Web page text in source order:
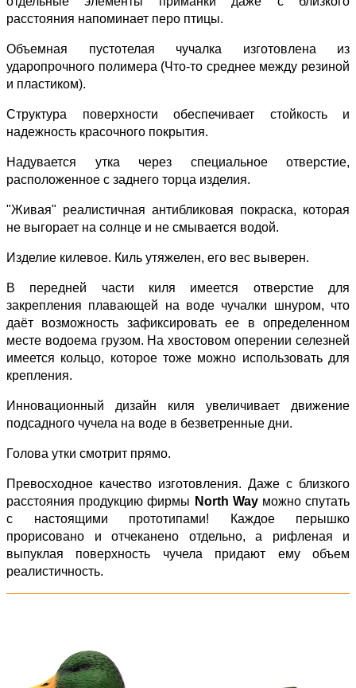
расстояния напоминает перо птицы.
Объемная пустотелая чучалка изготовлена из
ударопрочного полимера (Что-то среднее между резиной
и пластиком).
Структура поверхности обеспечивает стойкость и
надежность красочного покрытия.
Надувается утка через специальное отверстие,
расположенное с заднего торца изделия.
"Живая" реалистичная антибликовая покраска, которая
не выгорает на солнце и не смывается водой.
Изделие килевое. Киль утяжелен, его вес выверен.
В передней части киля имеется отверстие для
закрепления плавающей на воде чучалки шнуром, что
даёт возможность зафиксировать ее в определенном
месте водоема грузом. На хвостовом оперении селезней
имеется кольцо, которое тоже можно использовать для
крепления.
Инновационный дизайн киля увеличивает движение
подсадного чучела на воде в безветренные дни.
Голова утки смотрит прямо.
Превосходное качество изготовления. Даже с близкого
расстояния продукцию фирмы North Way можно спутать
с настоящими прототипами! Каждое перышко
прорисовано и отчеканено отдельно, а рифленая и
выпуклая поверхность чучела придают ему объем
реалистичность.